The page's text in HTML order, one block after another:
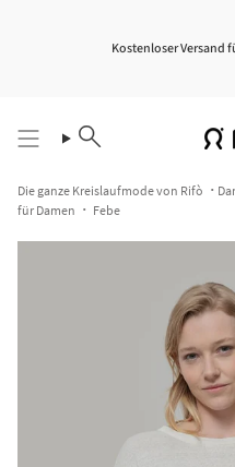
Kostenloser Versand
Suche
Die ganze Kreislaufmode von Rifò
für Damen
Febe